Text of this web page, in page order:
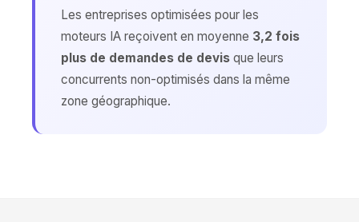
Les entreprises optimisées pour les
moteurs IA reçoivent en moyenne 3,2 fois
plus de demandes de devis que leurs
concurrents non-optimisés dans la même
zone géographique.